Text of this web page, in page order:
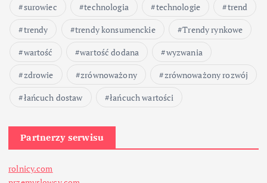
surowiec
technologia technologie
trend
trendy
trendy konsumenckie
Trendy rynkowe
wartość
wartość dodana
wyzwania
zdrowie
zrównoważony
zrównoważony rozwój
łańcuch dostaw
łańcuch wartości
Partnerzy serwisu
rolnicy.com